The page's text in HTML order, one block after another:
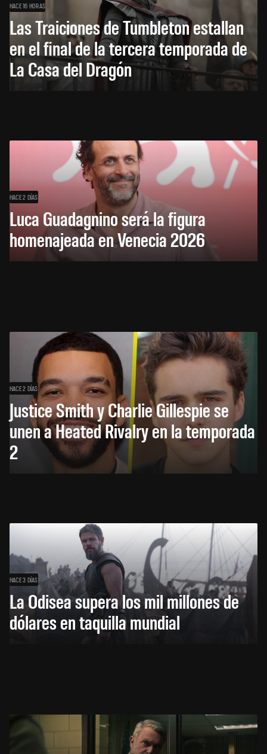
HACE 16 HORAS
Las Traiciones de Tumbleton estallan
en el final de la tercera temporada de
La Casa del Dragón
HACE 2 DÍAS
Luca Guadagnino será la figura
homenajeada en Venecia 2026
HACE 2 DÍAS
Justice Smith y Charlie Gillespie se
unen a Heated Rivalry en la temporada
2
HACE 3 DÍAS
La Odisea supera los mil millones de
dólares en taquilla mundial